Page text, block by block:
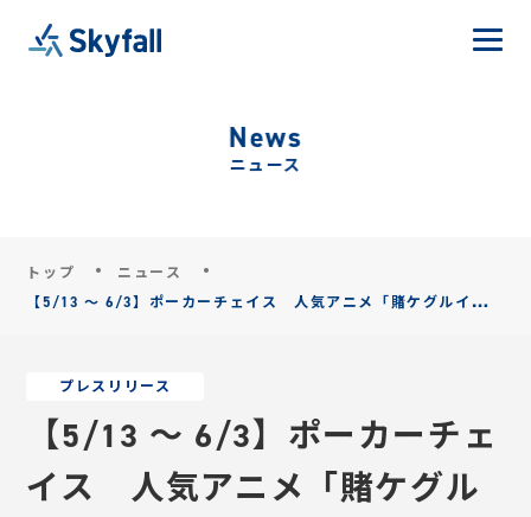
News
ニュース
トップ
ニュース
【5/13 〜 6/3】ポーカーチェイス 人気アニメ「賭ケグルイ双」
プレスリリース
【5/13 〜 6/3】ポーカーチェ
イス 人気アニメ「賭ケグル